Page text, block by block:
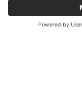
messbare Ergebnisse
bestätigen die
Leistung von